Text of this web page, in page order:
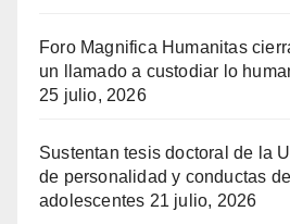
Foro Magnifica Humanitas
un llamado a custodiar lo
25 julio, 2026
Sustentan tesis doctoral de la
de personalidad y conductas
adolescentes 21 julio, 2026